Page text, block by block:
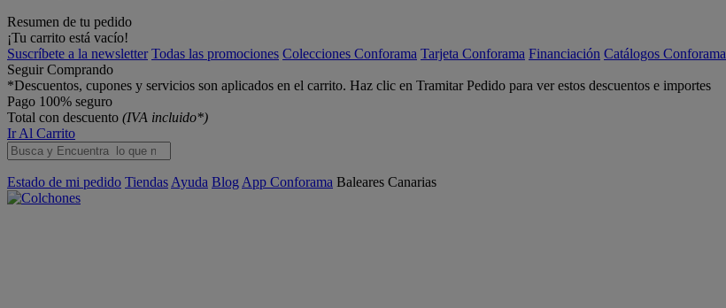
Resumen de tu pedido
¡Tu carrito está vacío!
Suscríbete a la newsletter Todas las promociones Colecciones Conforama Tarjeta Conforama Financiación Catálogos Conforama
Seguir Comprando
*Descuentos, cupones y servicios son aplicados en el carrito. Haz clic en Tramitar Pedido para ver estos descuentos e importes
Pago 100% seguro
Total con descuento (IVA incluido*)
Ir Al Carrito
Estado de mi pedido Tiendas Ayuda Blog App Conforama Baleares Canarias